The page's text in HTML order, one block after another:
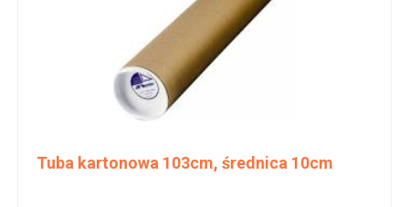
Tuba kartonowa 103cm, średnica 10cm